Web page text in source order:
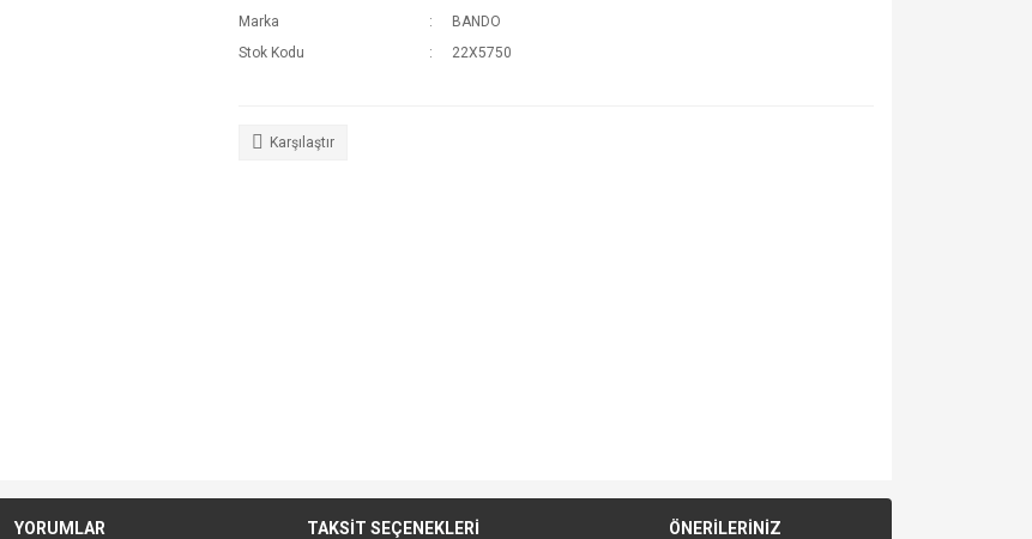
Marka
BANDO
Stok Kodu
22X5750
Karşılaştır
YORUMLAR TAKSİT SEÇENEKLERİ ÖNERİLERİNİZ